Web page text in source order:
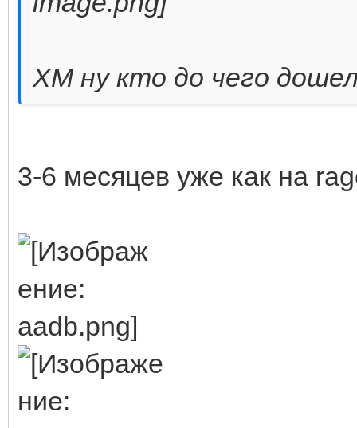
ХМ ну кто до чего
3-6 месяцев уже как на